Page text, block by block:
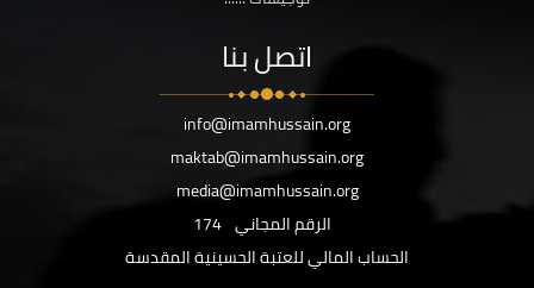
اتصل بنا
info@imamhussain.org
maktab@imamhussain.org
media@imamhussain.org
الرقم المجاني 174
الحساب المالي للعتبة الحسينية المقدسة